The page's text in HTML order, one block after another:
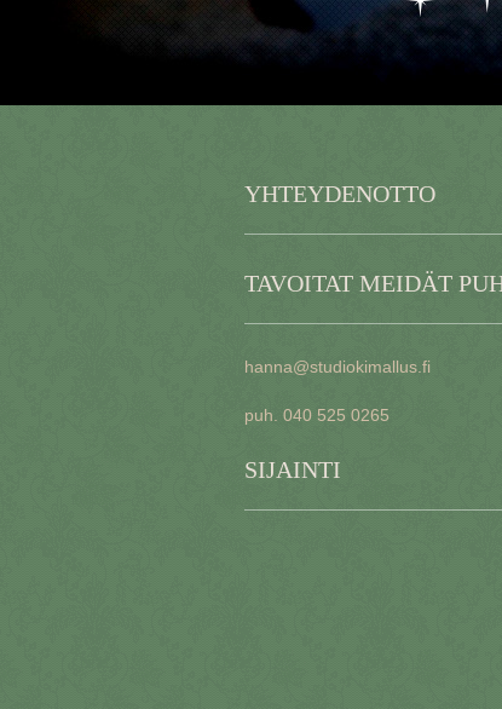
YHTEYDENOTTO
TAVOITAT MEIDÄT
hanna@studiokimallus.fi
puh. 040 525 0265
SIJAINTI